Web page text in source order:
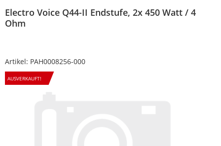
Electro Voice Q44-II Endstufe, 2x 450 Watt / 4
Ohm
Artikel: PAH0008256-000
AUSVERKAUFT!